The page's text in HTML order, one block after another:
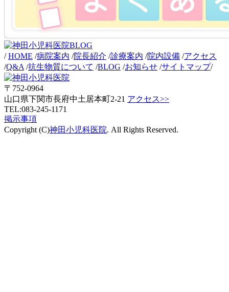
/HOME /病院案内 /院長紹介 /診療案内 /院内設備 /アクセス
/Q&A /抗生物質について /BLOG /お知らせ /サイトマップ/
〒752-0964
山口県下関市長府中土居本町2-21 アクセス>>
TEL:083-245-1171
掲示事項
Copyright (C)神田小児科医院. All Rights Reserved.